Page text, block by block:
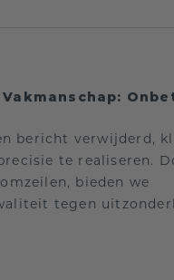
bericht verwijderd,
te realiseren.
bieden we
tegen